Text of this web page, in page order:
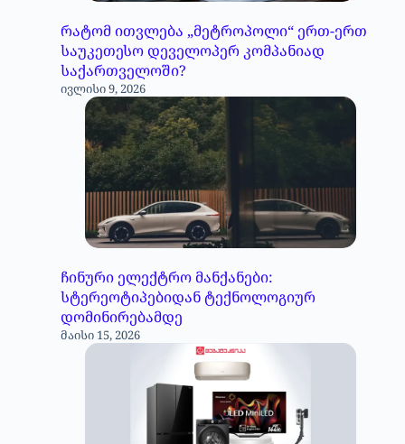
რატომ ითვლება „მეტროპოლი“ ერთ-ერთ
საუკეთესო დეველოპერ კომპანიად
საქართველოში?
ივლისი 9, 2026
ჩინური ელექტრო მანქანები:
სტერეოტიპებიდან ტექნოლოგიურ
დომინირებამდე
მაისი 15, 2026